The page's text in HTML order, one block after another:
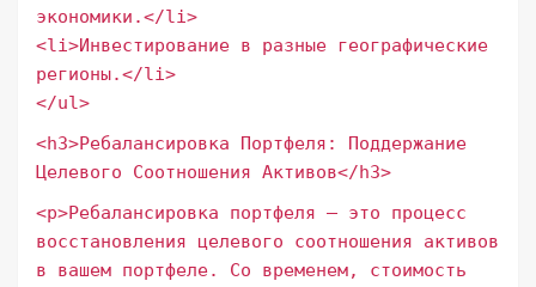
экономики.</li>
<li>Инвестирование в разные географические
регионы.</li>
</ul>
<h3>Ребалансировка Портфеля: Поддержание
Целевого Соотношения Активов</h3>
<p>Ребалансировка портфеля – это процесс
восстановления целевого соотношения активов
в вашем портфеле. Со временем, стоимость